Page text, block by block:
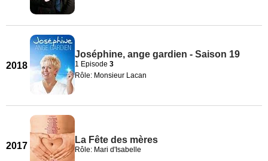
2018
Joséphine, ange gardien - Saison 19
1 Episode 3
Rôle: Monsieur Lacan
2017
La Fête des mères
Rôle: Mari d'Isabelle